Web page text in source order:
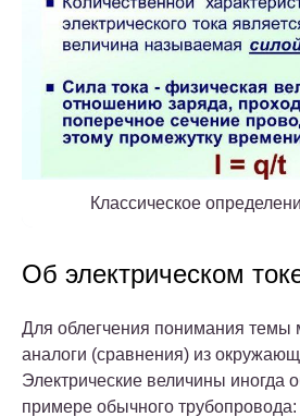
Классическое
Об электрическом
Для облегчения понимания темы
аналоги (сравнения) из
Электрические величины иногда
примере обычного трубопровода: